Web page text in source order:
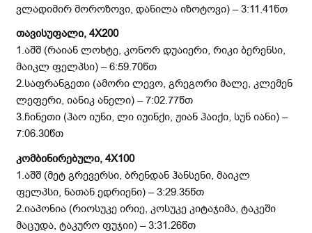
ვლადიმირ მოროზოვი, დანილა იზოტოვი) – 3:11.41წთ
თავისუფალი, 4X200
1.აშშ (რაიან ლოხტე, კონორ დუაიერი, რიკი ბერენსი,
მაიკლ ფელპსი) – 6:59.70წთ
2.საფრანგეთი (ამორი ლევო, გრეგორი მალე, კლემენ
ლეფერი, იანიკ ანელი) – 7:02.77წთ
3.ჩინეთი (ჰაო იუნი, ლი იუინქი, ჟიან ჰაიქი, სუნ იანი) –
7:06.30წთ
კომბინირებული, 4X100
1.აშშ (მეტ გრევერსი, ბრენდან ჰანსენი, მაიკლ
ფელპსი, ნათან ედრიენი) – 3:29.35წთ
2.იაპონია (რიოსუკე ირიე, კოსუკე კიტაჯიმა, ტაკეში
მაცუდა, ტაკურო ფუჯიი) – 3:31.26წთ